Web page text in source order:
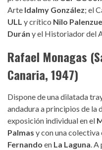
Arte Idalmy González; el
ULL y crítico Nilo
Durán y el Historiador del
Rafael Monagas
Canaria, 1947)
Dispone de una dilatada
andadura a principios de la
exposición individual en el
Palmas y con una colectiva
Fernando en La Laguna. A